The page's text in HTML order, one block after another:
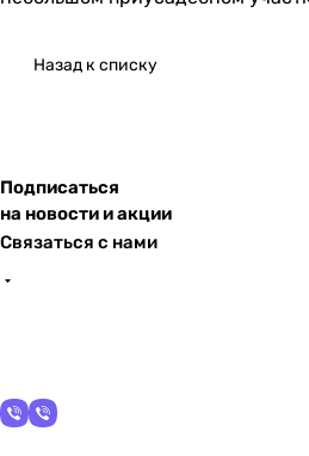
Назад к списку
Подписаться
на новости и акции
Связаться с нами